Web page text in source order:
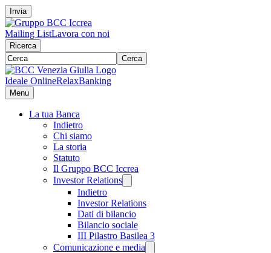
Invia
Mailing ListLavora con noi
Ricerca
Cerca
Ideale OnlineRelaxBanking
Menu
La tua Banca
Indietro
Chi siamo
La storia
Statuto
Il Gruppo BCC Iccrea
Investor Relations
Indietro
Investor Relations
Dati di bilancio
Bilancio sociale
III Pilastro Basilea 3
Comunicazione e media